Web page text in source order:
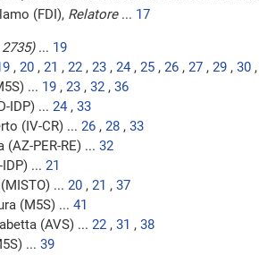
(FDI), Relatore... 17
... 19
, 20 , 21 , 22 , 23 , 24 , 25 , 26 , 27 , 29 , 30 ,
... 19 , 23 , 32 , 36
IDP) ... 24 , 33
(IV-CR) ... 26 , 28 , 33
(AZ-PER-RE) ... 32
... 21
... 20 , 21 , 37
(M5S) ... 41
(AVS) ... 22 , 31 , 38
... 39